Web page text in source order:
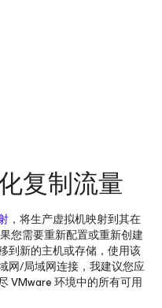
复制流量
，将生产虚拟机映射到其在
您需要重新配置或重新创建
到新的主机或存储，使用该
网/局域网连接，我建议您应
VMware 环境中的所有可用